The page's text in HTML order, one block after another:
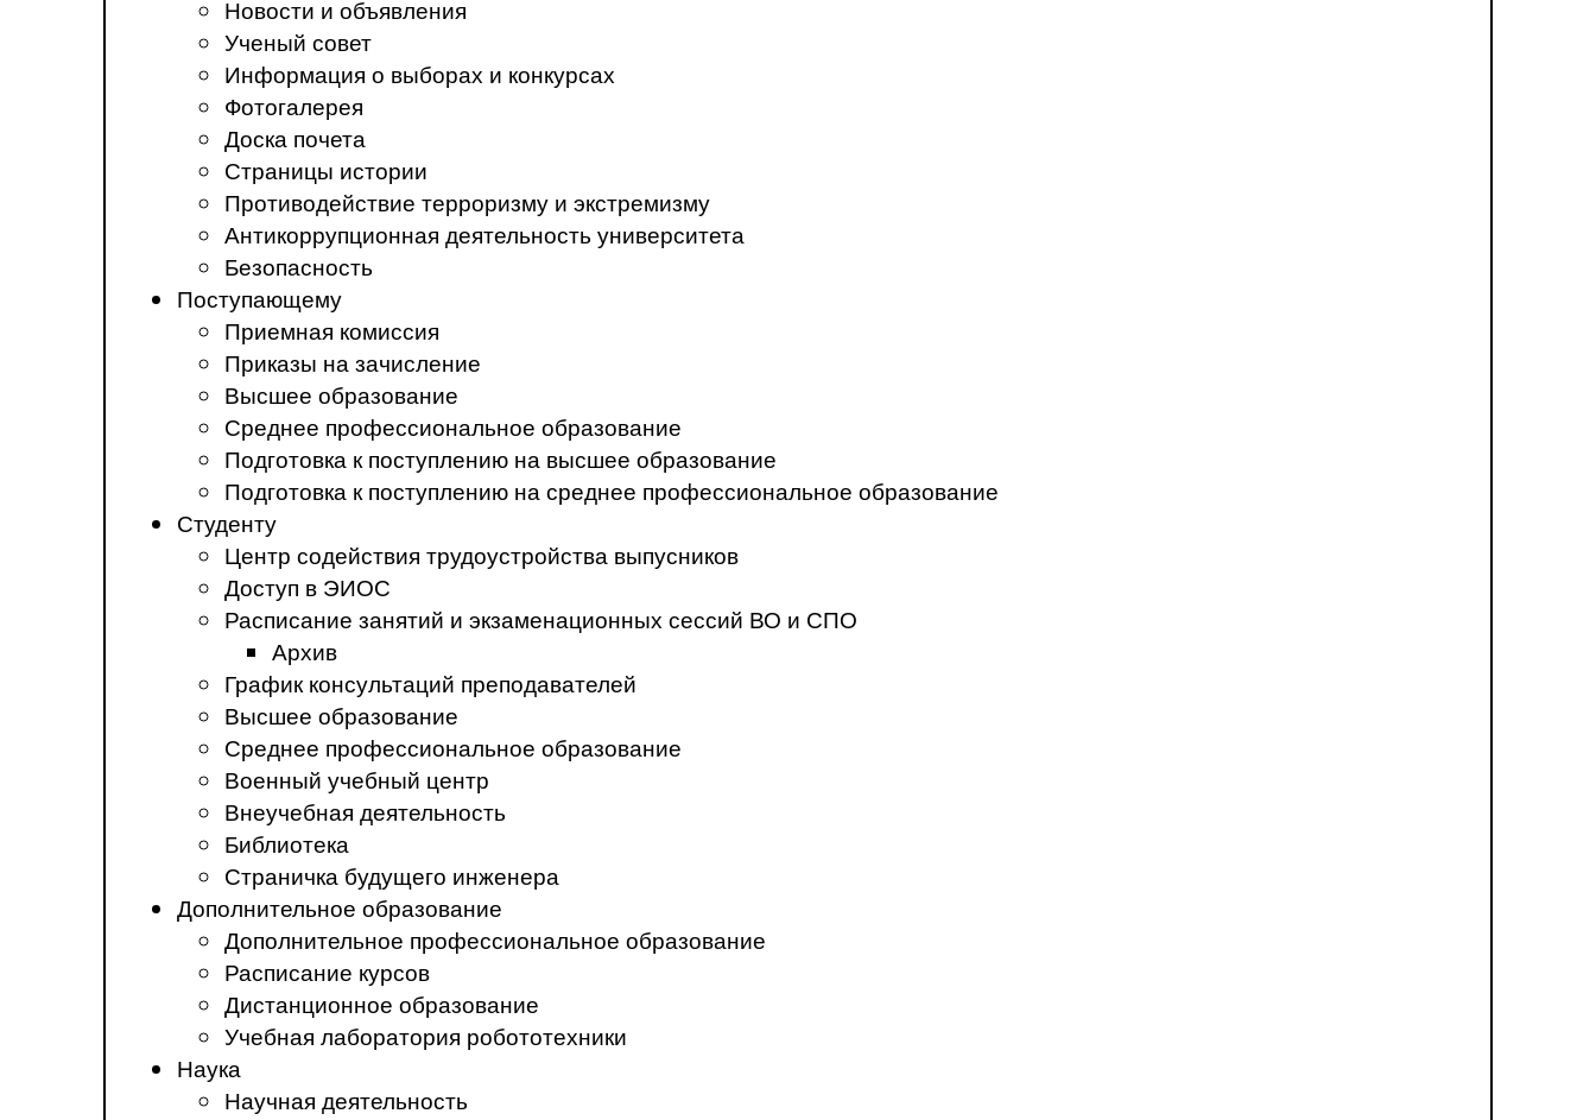
Новости и объявления
Ученый совет
Информация о выборах и конкурсах
Фотогалерея
Доска почета
Страницы истории
Противодействие терроризму и экстремизму
Антикоррупционная деятельность университета
Безопасность
Поступающему
Приемная комиссия
Приказы на зачисление
Высшее образование
Среднее профессиональное образование
Подготовка к поступлению на высшее образование
Подготовка к поступлению на среднее профессиональное образование
Студенту
Центр содействия трудоустройства выпусников
Доступ в ЭИОС
Расписание занятий и экзаменационных сессий ВО и СПО
Архив
График консультаций преподавателей
Высшее образование
Среднее профессиональное образование
Военный учебный центр
Внеучебная деятельность
Библиотека
Страничка будущего инженера
Дополнительное образование
Дополнительное профессиональное образование
Расписание курсов
Дистанционное образование
Учебная лаборатория робототехники
Наука
Научная деятельность